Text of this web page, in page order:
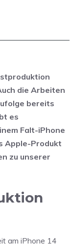
die Arbeiten
bereits
es
Falt-iPhone
Apple-Produkt
zu unserer
am iPhone 14